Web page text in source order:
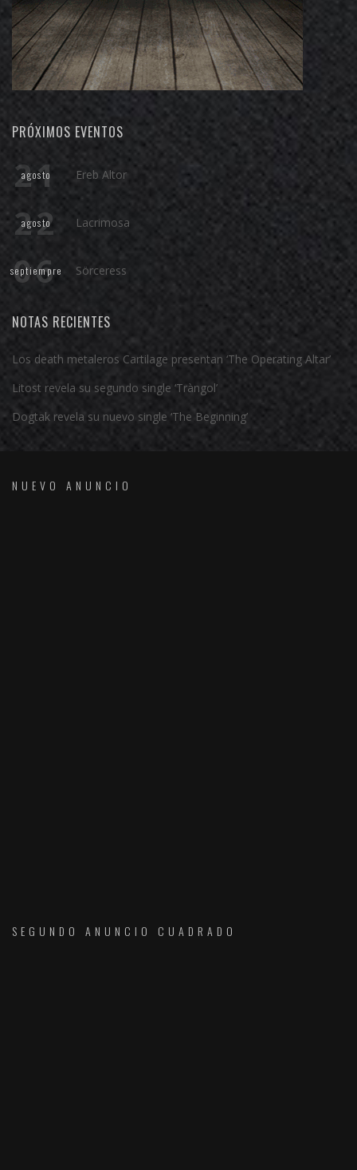
PRÓXIMOS EVENTOS
21
agosto Ereb Altor
22
agosto Lacrimosa
06
septiempre Sörceress
NOTAS RECIENTES
Los death metaleros Cartilage presentan ‘The Operating Altar’
Litost revela su segundo single ‘Tràngol’
Dogtak revela su nuevo single ‘The Beginning’
NUEVO ANUNCIO
SEGUNDO ANUNCIO CUADRADO